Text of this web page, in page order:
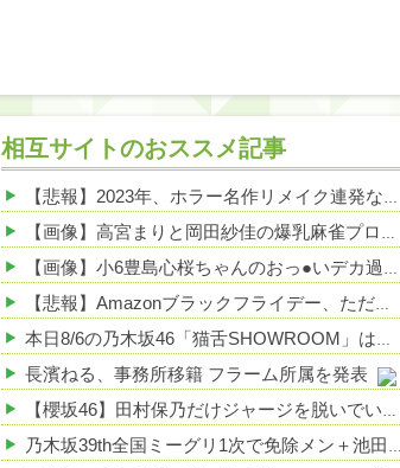
相互サイトのおススメ記事
【悲報】2023年、ホラー名作リメイク連発なのに日本人涙目の理由がこれｗｗｗｗ 他
【画像】高宮まりと岡田紗佳の爆乳麻雀プロ、見つかるwww 他
【画像】小6豊島心桜ちゃんのおっ●いデカ過ぎww手で支えたい奴、急げｗｗｗｗ 他
【悲報】Amazonブラックフライデー、ただの値上げからの値下げセールだったｗｗｗ 他
本日8/6の乃木坂46「猫舌SHOWROOM」は筒井あやめ＆鈴木佑捺
長濱ねる、事務所移籍 フラーム所属を発表
【櫻坂46】田村保乃だけジャージを脱いでいた理由
乃木坂39th全国ミーグリ1次で免除メン＋池田・一ノ瀬・井上・川﨑・菅原・中西が全完売